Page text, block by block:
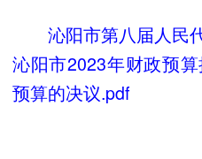
沁阳市第八届人民
沁阳市2023年财政预
预算的决议.pdf